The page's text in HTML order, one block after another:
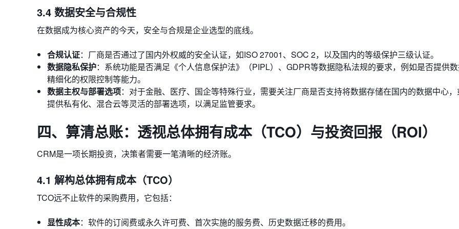
3.4 数据安全与合规性
在数据成为核心资产的今天，安全与合规是企业选型的底线。
合规认证：厂商是否通过了国内外权威的安全认证，如ISO 27001、SOC 2，以及国内的等级保护三级认证。
数据隐私保护：系统功能是否满足《个人信息保护法》（PIPL）、GDPR等数据隐私法规的要求，例如是否提供数
精细化的权限控制等能力。
数据主权与部署选项：对于金融、医疗、国企等特殊行业，需要关注厂商是否支持将数据存储在国内的数据中心
提供私有化、混合云等灵活的部署选项，以满足监管要求。
四、算清总账：透视总体拥有成本（TCO）与投资回报（ROI）
CRM是一项长期投资，决策者需要一笔清晰的经济账。
4.1 解构总体拥有成本（TCO）
TCO远不止软件的采购费用，它包括：
显性成本：软件的订阅费或永久许可费、首次实施的服务费、历史数据迁移的费用。